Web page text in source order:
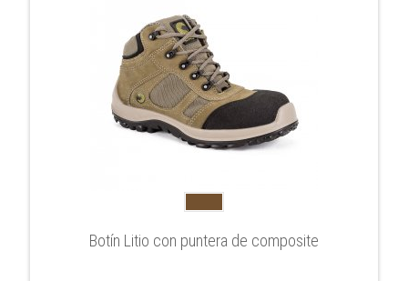
Botín Litio con puntera de composite